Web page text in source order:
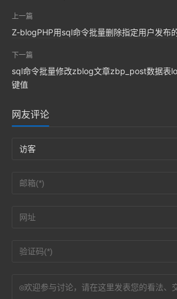
上一篇
Z-blogPHP用sql命令批量删除指定用户发布
下一篇
sql命令批量修改zblog文章zbp_post数据表
键值
网友评论